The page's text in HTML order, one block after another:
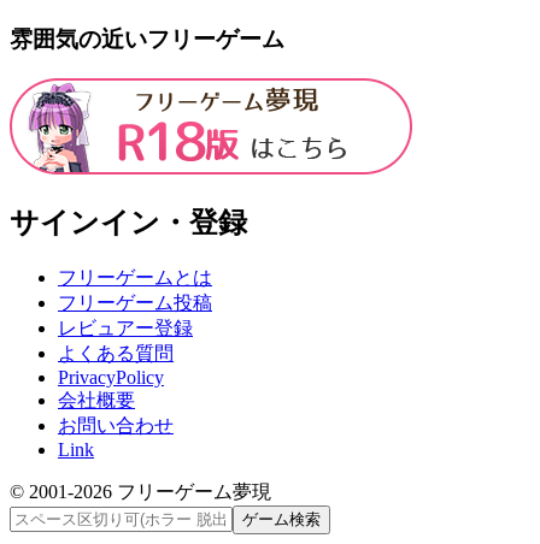
雰囲気の近いフリーゲーム
サインイン・登録
フリーゲームとは
フリーゲーム投稿
レビュアー登録
よくある質問
PrivacyPolicy
会社概要
お問い合わせ
Link
© 2001-2026 フリーゲーム夢現